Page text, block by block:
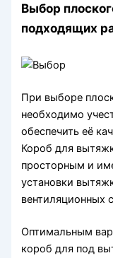
Выбор
подходящих
При выборе
необходимо
обеспечить её
Короб для
просторным и
установки
вентиляционных
Оптимальным
короб для под